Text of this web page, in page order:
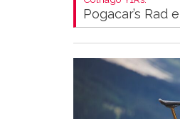
Pogacar’s Rad